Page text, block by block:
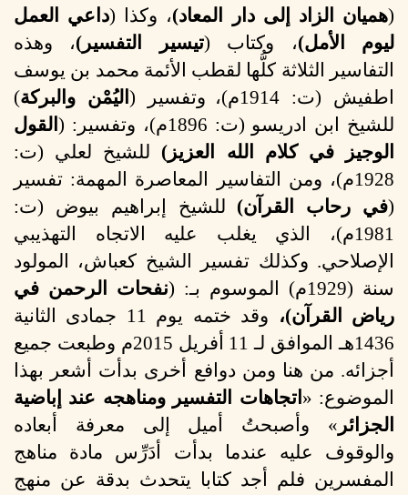
(هميان الزاد إلى دار المعاد)، وكذا (داعي العمل
ليوم الأمل)، وكتاب (تيسير التفسير)، وهذه
التفاسير الثلاثة كلُّها لقطب الأئمة محمد بن يوسف
اطفيش (ت: 1914م)،
وتفسير ( اليُمْن والبركة)
للشيخ ابن ادريسو (ت: 1896م)، وتفسير: (
القول
الوجيز في كلام الله العزيز) للشيخ لعلي (ت:
1928م)، ومن التفاسير المعاصرة المهمة: تفسير
(في رحاب القرآن) للشيخ إبراهيم بيوض (ت:
1981م)، الذي يغلب عليه الاتجاه التهذيبي
الإصلاحي. وكذلك تفسير الشيخ كعباش، المولود
سنة (1929م) الموسوم بـ: (
نفحات الرحمن في
رياض القرآن)،
وقد ختمه يوم 11 جمادى الثانية
1436هـ الموافق لـ 11 أفريل 2015م وطبعت جميع
أجزائه. من هنا ومن دوافع أخرى بدأت أشعر بهذا
الموضوع: « اتجاهات التفسير ومناهجه عند إباضية
الجزائر » وأصبحتُ أميل إلى معرفة أبعاده
والوقوف عليه عندما بدأت أدَرِّس مادة مناهج
المفسرين فلم أجد كتابا يتحدث بدقة عن منهج